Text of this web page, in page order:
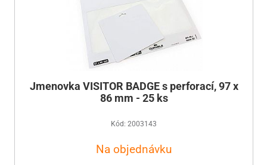
Jmenovka VISITOR BADGE s perforací, 97 x
86 mm - 25 ks
Kód: 2003143
Na objednávku